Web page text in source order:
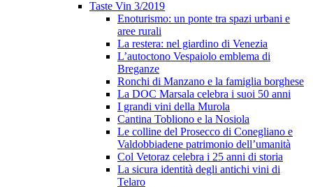
Taste Vin 3/2019
Enoturismo: un ponte tra spazi urbani e
aree rurali
La restera: nel giardino di Venezia
L’autoctono Vespaiolo emblema di
Breganze
Ronchi di Manzano e la famiglia borghese
La DOC Marsala celebra i suoi 50 anni
I grandi vini della Murola
Cantina Tobliono e la Nosiola
Le colline del Prosecco di Conegliano e
Valdobbiadene patrimonio dell’umanità
Col Vetoraz celebra i 25 anni di storia
La sicura identità degli antichi vini di
Telaro